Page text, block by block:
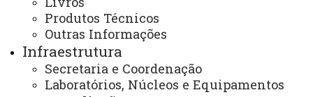
Produtos Técnicos
Outras Informações
Infraestrutura
Secretaria e Coordenação
Laboratórios, Núcleos e Equipamentos
Mapa do Site
Ouvidoria
Portal Office 365
Sistemas